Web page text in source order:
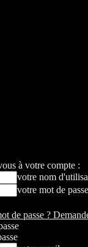
à votre compte :
votre nom
votre mot de passe
de passe ?